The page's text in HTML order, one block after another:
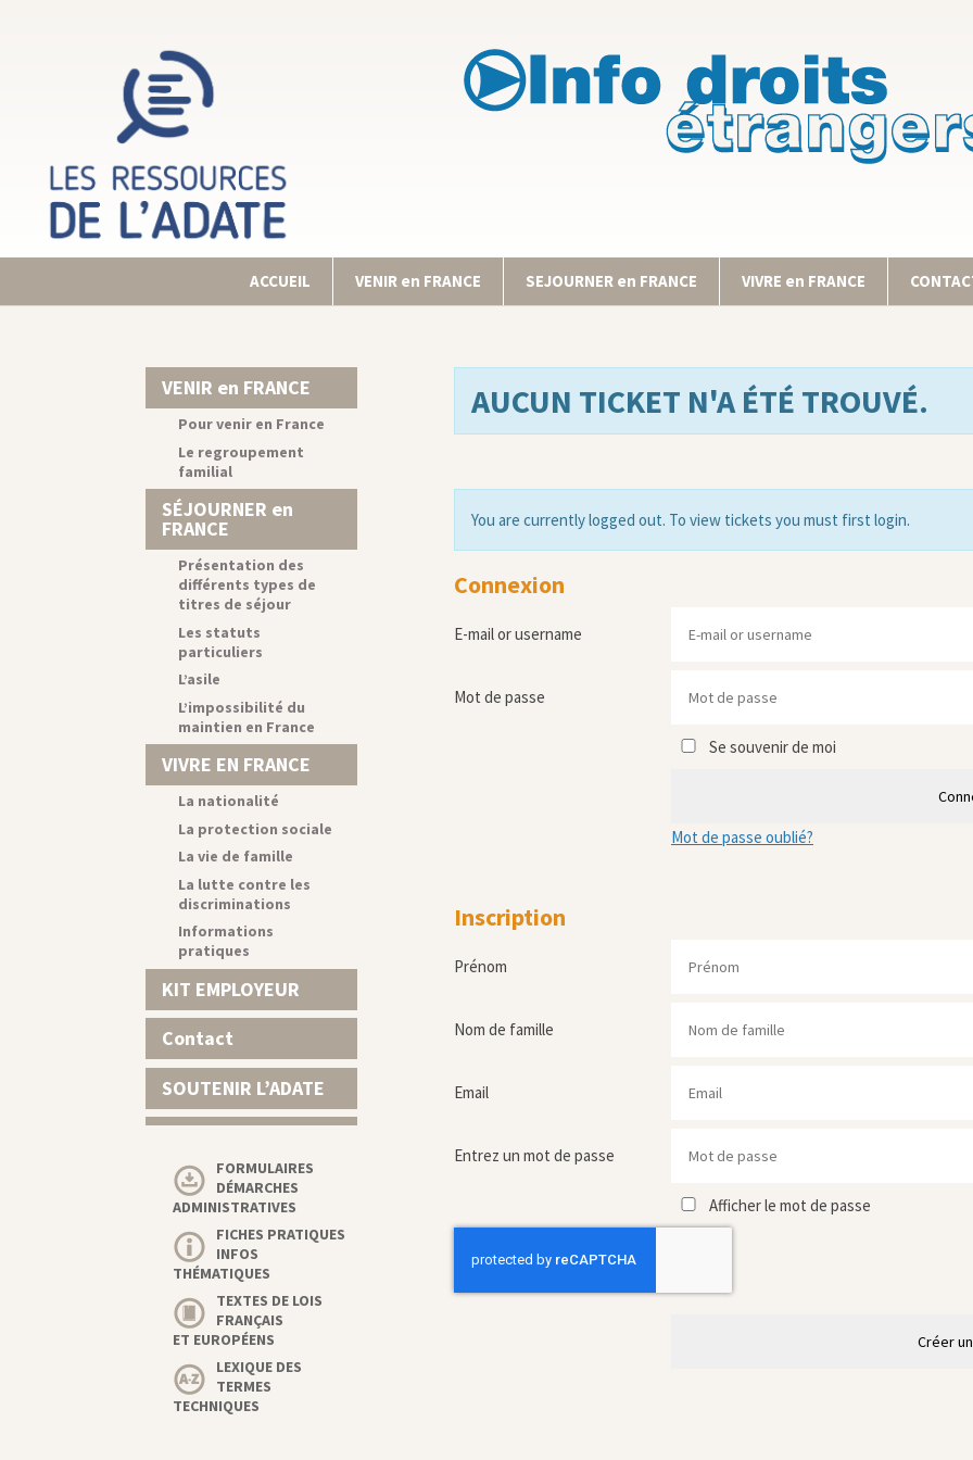
ACCUEIL VENIR en FRANCE SEJOURNER en FRANCE VIVRE en FRANCE
AUCUN TICKET N'A ÉTÉ TROUVÉ.
You are currently logged out. To view tickets you must first login.
Connexion
E-mail or username
Mot de passe
Se souvenir de moi
Mot de passe oublié?
Inscription
Prénom
Nom de famille
Email
Entrez un mot de passe
Afficher le mot de passe
Créer
VENIR en FRANCE
Pour venir en France
Le regroupement
familial
SÉJOURNER en
FRANCE
Présentation des
différents types de
titres de séjour
Les statuts
particuliers
L’asile
L’impossibilité du
maintien en France
VIVRE EN FRANCE
La nationalité
La protection sociale
La vie de famille
La lutte contre les
discriminations
Informations
pratiques
KIT EMPLOYEUR
Contact
SOUTENIR L’ADATE
FORMULAIRES
DÉMARCHES
ADMINISTRATIVES
FICHES PRATIQUES
INFOS
THÉMATIQUES
TEXTES DE LOIS
FRANÇAIS
ET EUROPÉENS
LEXIQUE DES
TERMES
TECHNIQUES